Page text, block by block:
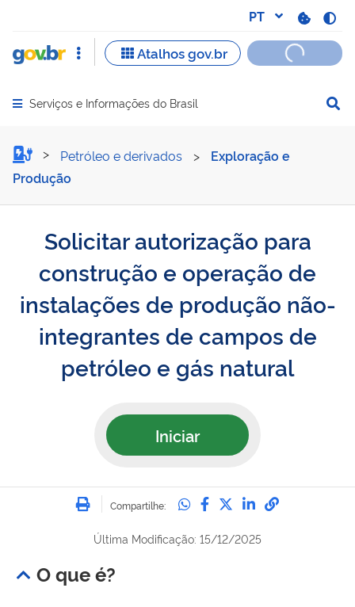
Abrir menu principal de navegação
Serviços e Informações do Brasil
Solicitar autorização
Petróleo e derivados >
Exploração e
Produção
Solicitar autorização para
construção e operação de
instalações de produção não-
integrantes de campos de
petróleo e gás natural
Iniciar
Imprimir
Compartilhe: Compartilhe no
Compartilhe no
Compartilhe no
Compartilhe
Última Modificação: 15/12/2025
O que é?